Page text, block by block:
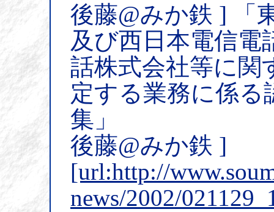
後藤@みか鉄 ] 「
及び西日本電信電
話株式会社等に関
定する業務に係る
集」
後藤@みか鉄 ]
[url:http://
news/2002/